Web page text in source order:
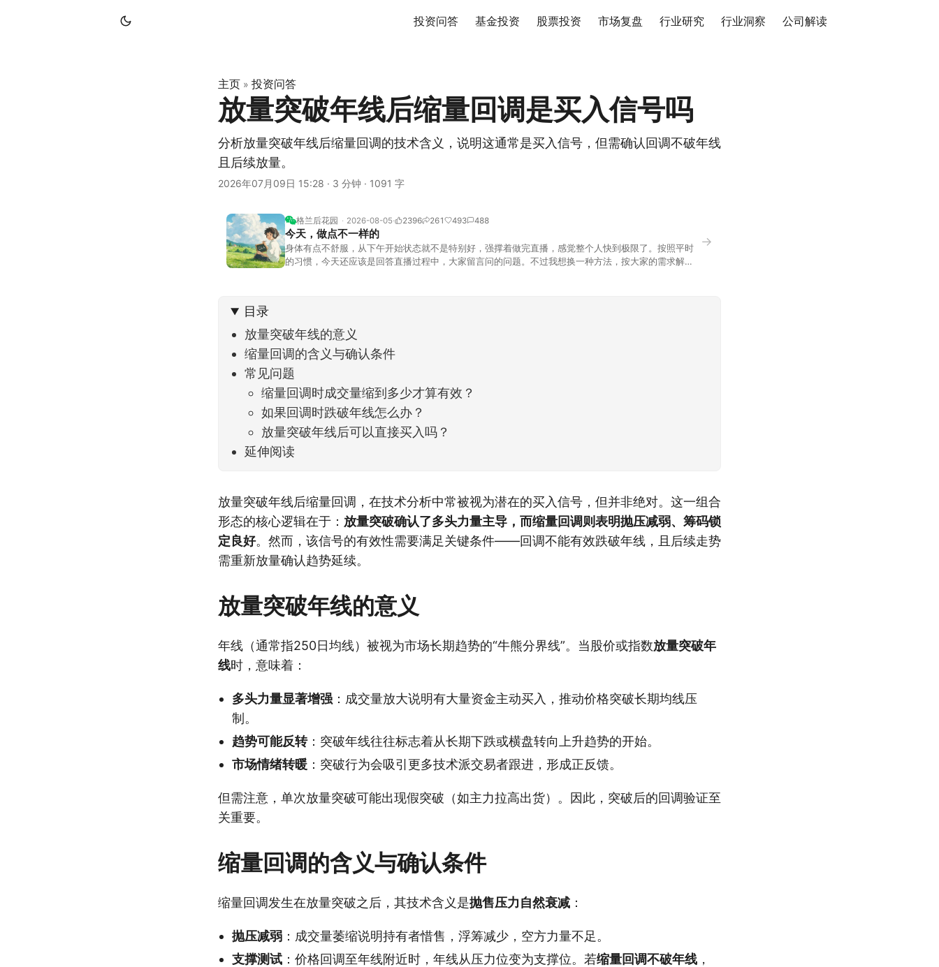
投资问答 基金投资 股票投资 市场复盘 行业研究 行业洞察 公司解读
主页 » 投资问答
放量突破年线后缩量回调是买入信号吗
分析放量突破年线后缩量回调的技术含义，说明这通常是买入信号，但需确认回调不破年线
且后续放量。
2026年07月09日 15:28 · 3 分钟 · 1091 字
格兰后花园 2026-08-05 2396 261 493 488
今天，做点不一样的
身体有点不舒服，从下午开始状态就不是特别好，强撑着做完直播，感觉整个人快到极限了。按照平时
的习惯，今天还应该是回答直播过程中，大家留言问的问题。不过我想换一种方法，按大家的需求解
→
目录
放量突破年线的意义
缩量回调的含义与确认条件
常见问题
缩量回调时成交量缩到多少才算有效？
如果回调时跌破年线怎么办？
放量突破年线后可以直接买入吗？
延伸阅读
放量突破年线后缩量回调，在技术分析中常被视为潜在的买入信号，但并非绝对。这一组合
形态的核心逻辑在于： 放量突破确认了多头力量主导，而缩量回调则表明抛压减弱、筹码锁
定良好。然而，该信号的有效性需要满足关键条件——回调不能有效跌破年线，且后续走势
需重新放量确认趋势延续。
放量突破年线的意义
年线（通常指250日均线）被视为市场长期趋势的“牛熊分界线”。当股价或指数放量突破年
线时，意味着：
多头力量显著增强 ：成交量放大说明有大量资金主动买入，推动价格突破长期均线压
制。
趋势可能反转：突破年线往往标志着从长期下跌或横盘转向上升趋势的开始。
市场情绪转暖 ：突破行为会吸引更多技术派交易者跟进，形成正反馈。
但需注意，单次放量突破可能出现假突破（如主力拉高出货）。因此，突破后的回调验证至
关重要。
缩量回调的含义与确认条件
缩量回调发生在放量突破之后，其技术含义是抛售压力自然衰减 ：
抛压减弱 ：成交量萎缩说明持有者惜售，浮筹减少，空方力量不足。
支撑测试 ：价格回调至年线附近时，年线从压力位变为支撑位。若缩量回调不破年线 ，